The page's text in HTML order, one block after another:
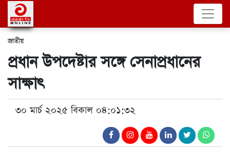
জাতীয়
প্রধান উপদেষ্টার সঙ্গে সেনাপ্রধানের
সাক্ষাৎ
৩০ মার্চ ২০২৫ বিকাল ০৪:০১:৩২